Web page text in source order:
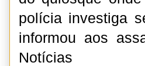
polícia investiga
informou aos
Notícias